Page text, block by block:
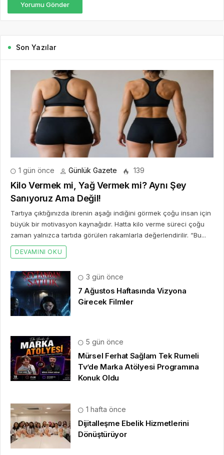
Yorumu Gönder
Son Yazılar
1 gün önce Günlük Gazete 139
Kilo Vermek mi, Yağ Vermek mi? Aynı Şey
Sanıyoruz Ama Değil!
Tartıya çıktığınızda ibrenin aşağı indiğini görmek çoğu insan için
büyük bir motivasyon kaynağıdır. Hatta kilo verme süreci çoğu
zaman yalnızca tartıda görülen rakamlarla değerlendirilir. “Bu...
DEVAMINI OKU
3 gün önce
7 Ağustos Haftasında Vizyona
Girecek Filmler
5 gün önce
Mürsel Ferhat Sağlam Tek Rumeli
Tv’de Marka Atölyesi Programına
Konuk Oldu
1 hafta önce
Dijitalleşme Ebelik Hizmetlerini
Dönüştürüyor